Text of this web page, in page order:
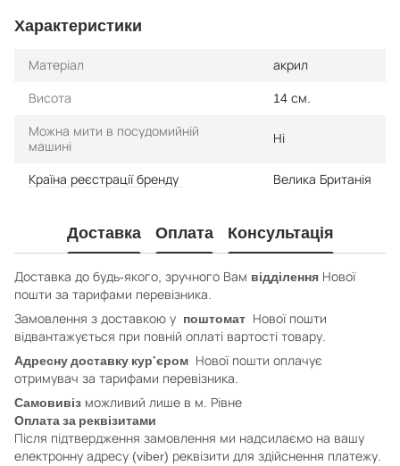
Характеристики
Матеріал акрил
Висота 14 см.
Можна мити в посудомийній
машині
Ні
Країна реєстрації бренду Велика Британія
Доставка Оплата Консультація
Доставка до будь-якого, зручного Вам відділення Нової
пошти за тарифами перевізника.
Замовлення з доставкою у поштомат Нової пошти
відвантажується при повній оплаті вартості товару.
Адресну доставку кур'єром Нової пошти оплачує
отримувач за тарифами перевізника.
Самовивіз можливий лише в м. Рівне
Оплата за реквізитами
Після підтвердження замовлення ми надсилаємо на вашу
електронну адресу (viber) реквізити для здійснення платежу.